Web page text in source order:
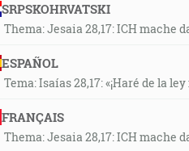
SRPSKOHRVATSKI
Thema: Jesaia 28,17: ICH mache
ESPAÑOL
Tema: Isaías 28,17: «¡Haré de la
FRANÇAIS
Thema: Jesaia 28,17: ICH mache